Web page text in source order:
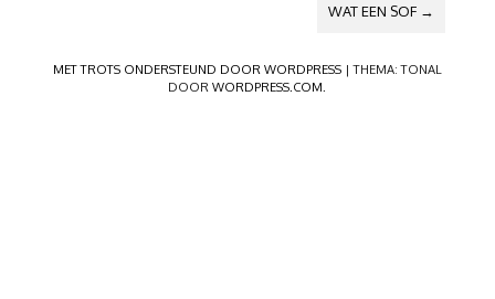
WAT EEN SOF →
MET TROTS ONDERSTEUND DOOR WORDPRESS |THEMA: TONAL
DOORWORDPRESS.COM